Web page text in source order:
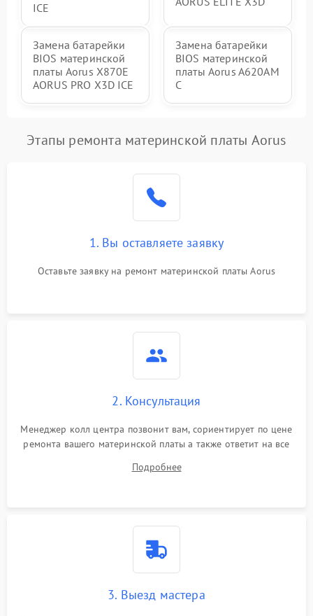
ICE
Замена батарейки
BIOS материнской
платы Aorus X870E
AORUS PRO X3D ICE
Замена батарейки
BIOS материнской
платы Aorus A620AM
C
Этапы ремонта материнской платы Aorus
1. Вы оставляете заявку
Оставьте заявку на ремонт материнской платы Aorus
2. Консультация
Менеджер колл центра позвонит вам, сориентирует по цене
ремонта вашего материнской платы а также ответит на все
Подробнее
3. Выезд мастера